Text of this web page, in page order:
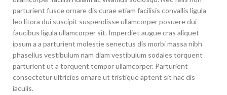
parturient fusce ornare dis curae etiam facilisis convallis ligula
leo litora dui suscipit suspendisse ullamcorper posuere dui
faucibus ligula ullamcorper sit. Imperdiet augue cras aliquet
ipsum a a parturient molestie senectus dis morbi massa nibh
phasellus vestibulum nam diam vestibulum sodales torquent
parturient ut a torquent tempor ullamcorper. Parturient
consectetur ultricies ornare ut tristique aptent sit hac dis
iaculis.